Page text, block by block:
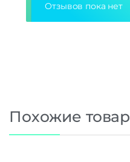
Отзывов пока нет
Похожие